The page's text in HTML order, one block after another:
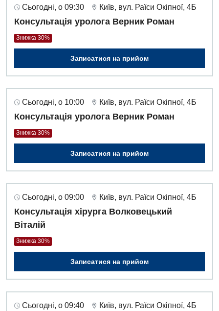
Сьогодні, о 09:30 Київ, вул. Раїси Окіпної, 4Б
Консультація уролога Верник Роман
Знижка 30%
Записатися на прийом
Сьогодні, о 10:00 Київ, вул. Раїси Окіпної, 4Б
Консультація уролога Верник Роман
Знижка 30%
Записатися на прийом
Сьогодні, о 09:00 Київ, вул. Раїси Окіпної, 4Б
Консультація хірурга Волковецький
Віталій
Знижка 30%
Записатися на прийом
Сьогодні, о 09:40 Київ, вул. Раїси Окіпної, 4Б